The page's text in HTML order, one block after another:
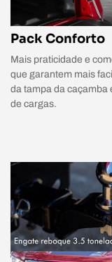
Pack Conforto
Mais praticidade e
que garantem mais
da tampa da caçamba
de cargas.